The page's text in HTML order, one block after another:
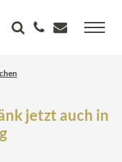
jetzt auch in